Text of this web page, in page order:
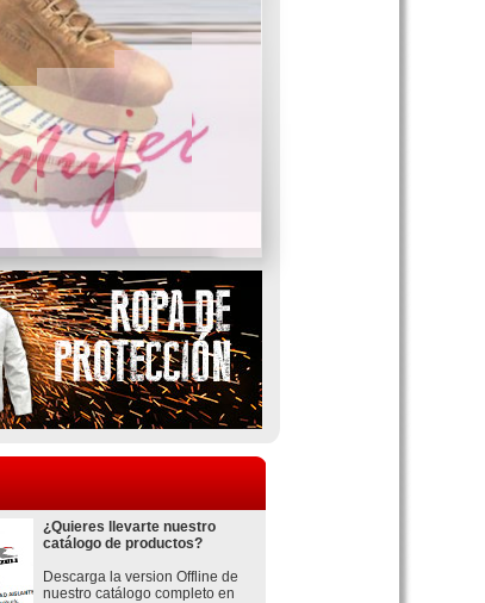
¿Quieres llevarte nuestro
catálogo de productos?
Descarga la version Offline de
nuestro catálogo completo en